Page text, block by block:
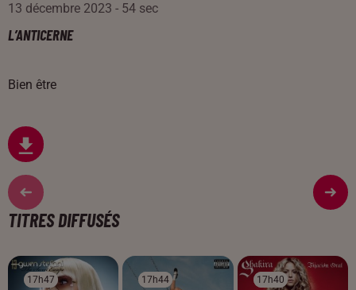
13 décembre 2023 - 54 sec
L’ANTICERNE
Bien être
TITRES DIFFUSÉS
17h47
17h47 17h44
17h44 17h40
17h40